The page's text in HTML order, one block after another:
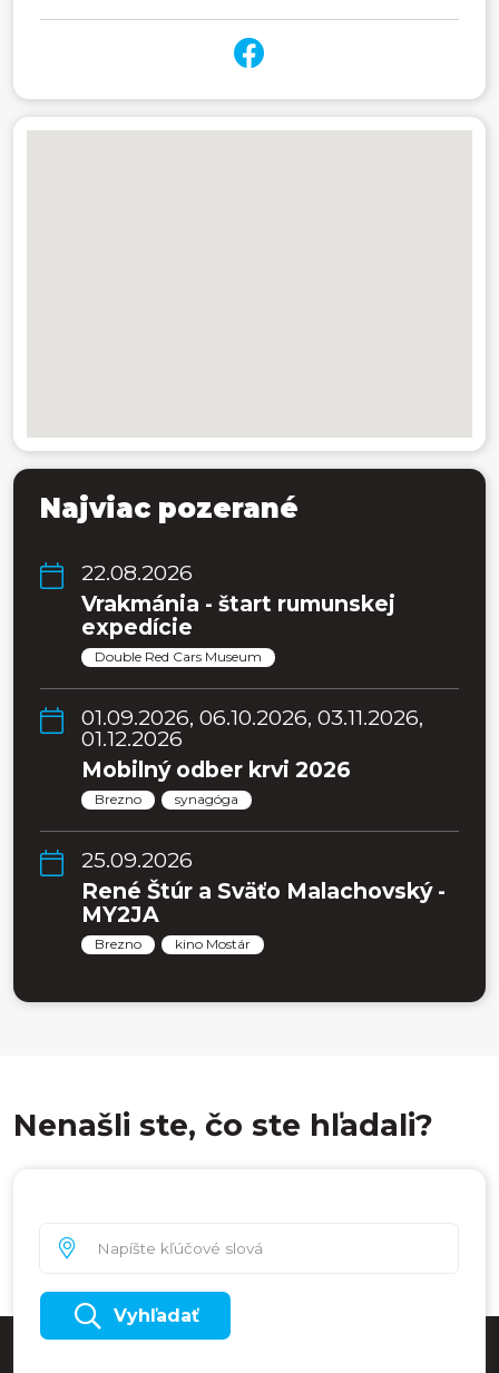
Najviac pozerané
22.08.2026
Vrakmánia - štart rumunskej
expedície
Double Red Cars Museum
01.09.2026, 06.10.2026, 03.11.2026,
01.12.2026
Mobilný odber krvi 2026
Brezno synagóga
25.09.2026
René Štúr a Sväťo Malachovský -
MY2JA
Brezno kino Mostár
Nenašli ste, čo ste hľadali?
Vyhľadať